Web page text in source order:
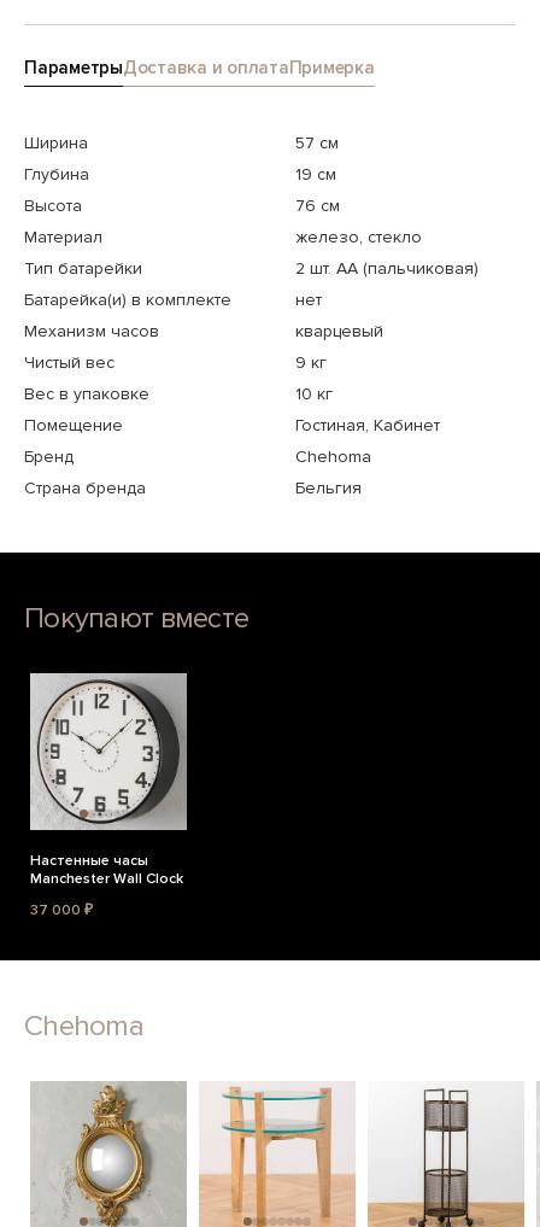
ПараметрыДоставка и оплатаПримерка
Ширина
57 см
Глубина
19 см
Высота
76 см
Материал
железо, стекло
Тип батарейки
2 шт. АА (пальчиковая)
Батарейка(и) в комплекте
нет
Механизм часов
кварцевый
Чистый вес
9 кг
Вес в упаковке
10 кг
Помещение
Гостиная, Кабинет
Бренд
Chehoma
Страна бренда
Бельгия
Покупают вместе
Настенные часы
Manchester Wall Clock
37 000 ₽
Chehoma